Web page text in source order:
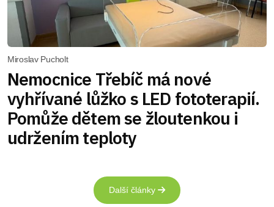
Miroslav Pucholt
Nemocnice Třebíč má nové
vyhřívané lůžko s LED fototerapií.
Pomůže dětem se žloutenkou i
udržením teploty
Další články